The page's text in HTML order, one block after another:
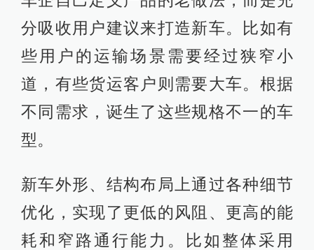
分吸收用户建议来打造新车。比如有
些用户的运输场景需要经过狭窄小
道，有些货运客户则需要大车。根据
不同需求，诞生了这些规格不一的车
型。
新车外形、结构布局上通过各种细节
优化，实现了更低的风阻、更高的能
耗和窄路通行能力。比如整体采用